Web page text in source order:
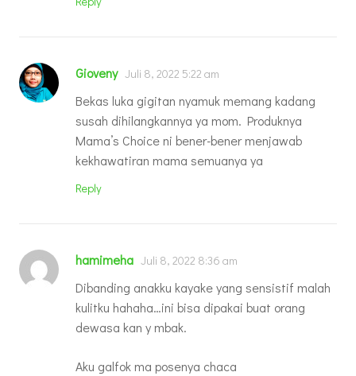
Gioveny Juli 8, 2022 5:22 am
Bekas luka gigitan nyamuk memang kadang
susah dihilangkannya ya mom. Produknya
Mama’s Choice ni bener-bener menjawab
kekhawatiran mama semuanya ya
Reply
hamimeha Juli 8, 2022 8:36 am
Dibanding anakku kayake yang sensistif malah
kulitku hahaha…ini bisa dipakai buat orang
dewasa kan y mbak.
Aku galfok ma posenya chaca